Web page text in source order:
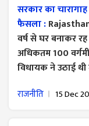
सरकार का
फैसला :
वर्ष से घर बनाकर
अधिकतम 100
विधायक ने उठाई थी
राजनीति 15 Dec